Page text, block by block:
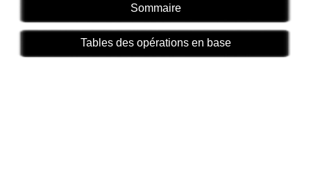
Sommaire
Tables des opérations en base